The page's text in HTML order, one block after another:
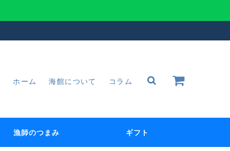
ホーム 海館について コラム
漁師のつまみ ギフト